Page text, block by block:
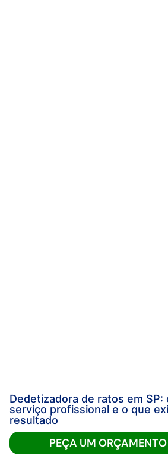
Dedetizadora de ratos em SP:
serviço profissional e o que
resultado
PEÇA UM